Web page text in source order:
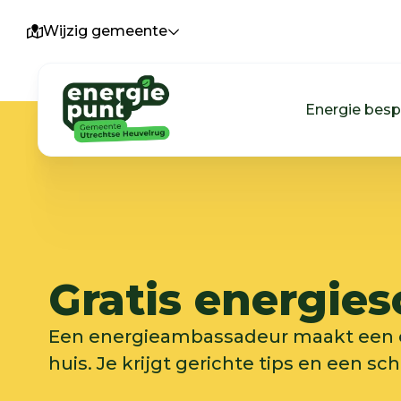
Wijzig gemeente
Energie
Gratis
Een energieambassadeur maakt
huis. Je krijgt gerichte tips en een